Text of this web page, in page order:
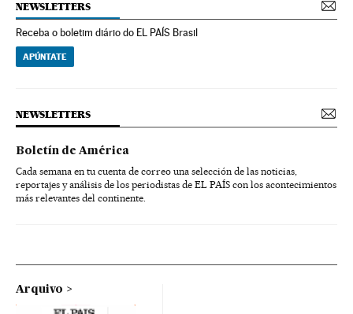
NEWSLETTERS
Receba o boletim diário do EL PAÍS Brasil
APÚNTATE
NEWSLETTERS
Boletín de América
Cada semana en tu cuenta de correo una selección de las noticias,
reportajes y análisis de los periodistas de EL PAÍS con los acontecimientos
más relevantes del continente.
Arquivo